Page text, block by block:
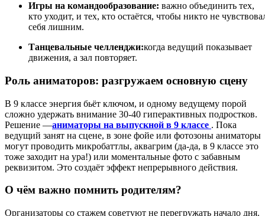
Игры на командообразование: важно объединить тех,
кто уходит, и тех, кто остаётся, чтобы никто не
себя лишним.
Танцевальные челленджи:когда ведущий показывает
движения, а зал повторяет.
Роль аниматоров: разгружаем основную сцену
В 9 классе энергия бьёт ключом, и одному ведущему порой
сложно удержать внимание 30-40 гиперактивных подростков.
Решение —аниматоры на выпускной в 9 классе . Пока
ведущий занят на сцене, в зоне фойе или фотозоны аниматоры
могут проводить микробаттлы, аквагрим (да-да, в 9 классе это
тоже заходит на ура!) или моментальные фото с забавным
реквизитом. Это создаёт эффект непрерывного действия.
О чём важно помнить родителям?
Организаторы со стажем советуют не перегружать начало дня.